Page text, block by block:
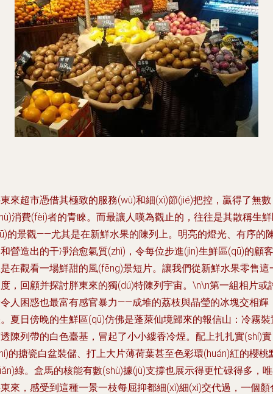
來超市憑借其極致的服務(wù)和細(xì)節(jié)把控，贏得了無數
消費(fèi)者的青睞。而最讓人嘆為觀止的，往往是其散稱生
的景觀——尤其是在新鮮水果的陳列上。明亮的燈光、有序的
營造出的干凈治愈氣質(zhì)，令每位步進(jìn)生鮮區(qū)的顧客
在觀看一場鮮甜的風(fēng)景短片。讓我們從新鮮水果零售這
，回顧并探討胖東來的獨(dú)特陳列宇宙。\n\n第一組相片或
人困惑也最富有感官暴力——成堆的荔枝與晶瑩的冰塊交相輝
。夏日傍晚的生鮮區(qū)仿佛是蓬萊仙境歸來的報信山：冷霧
陳列帶的白色臺基，冒起了小小縷香冷煙。配上扎扎實(shí)實
的搪瓷白盆裝儲、打上大片薄荷葉甚至色彩環(huán)紅的櫻桃
綠。盒馬的核能有數(shù)據(jù)支撐也展示得更忙碌得多，
來，感受到這種一景一枝每屈抑都細(xì)細(xì)交代過，一個顏